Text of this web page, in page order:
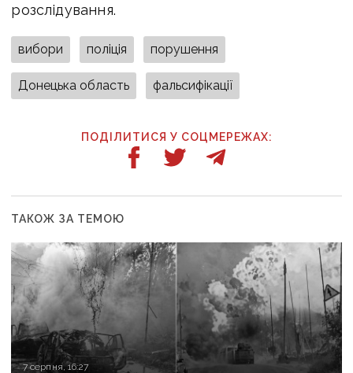
розслідування.
вибори поліція порушення
Донецька область фальсифікації
ПОДІЛИТИСЯ У СОЦМЕРЕЖАХ:
ТАКОЖ ЗА ТЕМОЮ
7 серпня, 16:27